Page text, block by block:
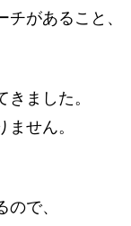
があること、
ました。
せん。
で、